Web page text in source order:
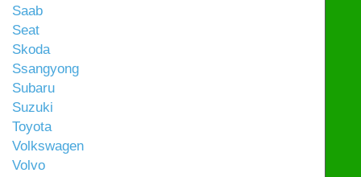
Saab
Seat
Skoda
Ssangyong
Subaru
Suzuki
Toyota
Volkswagen
Volvo